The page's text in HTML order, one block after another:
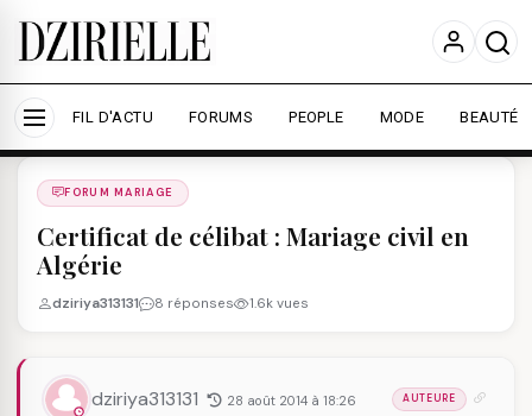
Nous utilisons des cookies pour améliorer votre
expérience et mesurer l'audience.
En savoir plus
Accepter tout Personnaliser
FIL D'ACTU FORUMS PEOPLE MODE BEAUTÉ
Forums
FORUM MARIAGE
Certificat de célibat : Mariage civil en
Algérie
dziriya313131 8 réponses 1.6k vues
dziriya313131 28 août 2014 à 18:26 AUTEURE